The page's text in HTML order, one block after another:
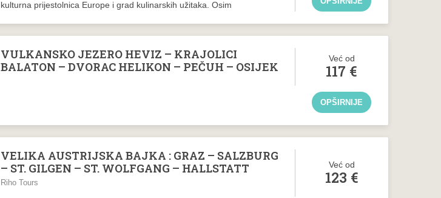
kulturna prijestolnica Europe i grad kulinarskih užitaka. Osim
VULKANSKO JEZERO HEVIZ – KRAJOLICI
BALATON – DVORAC HELIKON – PEČUH – OSIJEK
Već od
117 €
OPŠIRNIJE
VELIKA AUSTRIJSKA BAJKA : GRAZ – SALZBURG
– ST. GILGEN – ST. WOLFGANG – HALLSTATT
Riho Tours
Već od
123 €